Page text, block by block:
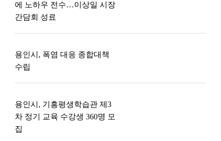
에 노하우 전수…이상일 시장
간담회 성료
용인시, 폭염 대응 종합대책
수립
용인시, 기흥평생학습관 제3
차 정기 교육 수강생 360명 모
집